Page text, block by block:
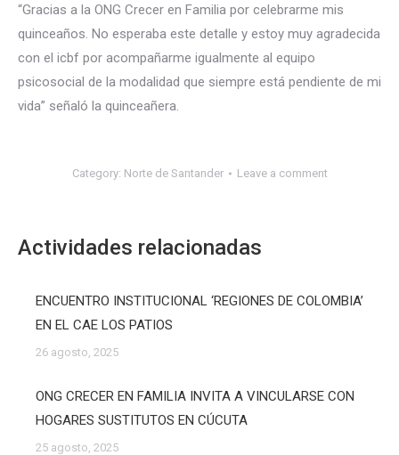
“Gracias a la ONG Crecer en Familia por celebrarme mis
quinceaños. No esperaba este detalle y estoy muy agradecida
con el icbf por acompañarme igualmente al equipo
psicosocial de la modalidad que siempre está pendiente de mi
vida” señaló la quinceañera.
Category: Norte de Santander Leave a comment
Actividades relacionadas
ENCUENTRO INSTITUCIONAL ‘REGIONES DE COLOMBIA’
EN EL CAE LOS PATIOS
26 agosto, 2025
ONG CRECER EN FAMILIA INVITA A VINCULARSE CON
HOGARES SUSTITUTOS EN CÚCUTA
25 agosto, 2025